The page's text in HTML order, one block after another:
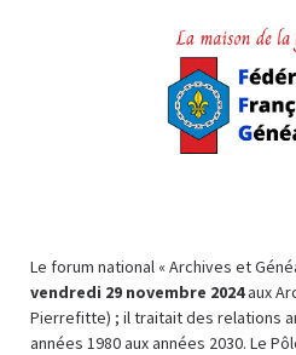
Le forum national « Archives et
vendredi 29 novembre 2024aux
Pierrefitte) ; il traitait des relations
années 1980 aux années 2030. Le